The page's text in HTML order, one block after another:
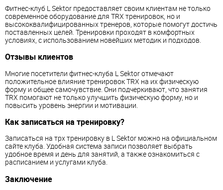
Фитнес-клуб L Sektor предоставляет своим клиентам не только
современное оборудование для TRX тренировок, но и
высококвалифицированных тренеров, которые помогут достичь
поставленных целей. Тренировки проходят в комфортных
условиях, с использованием новейших методик и подходов.
Отзывы клиентов
Многие посетители фитнес-клуба L Sektor отмечают
положительное влияние тренировок TRX на их физическую
форму и общее самочувствие. Они подчеркивают, что занятия
TRX помогают не только улучшить физическую форму, но и
повысить уровень энергии и мотивации.
Как записаться на тренировку?
Записаться на трх тренировку в L Sektor можно на официальном
сайте клуба. Удобная система записи позволяет выбрать
удобное время и день для занятий, а также ознакомиться с
расписанием и услугами клуба.
Заключение